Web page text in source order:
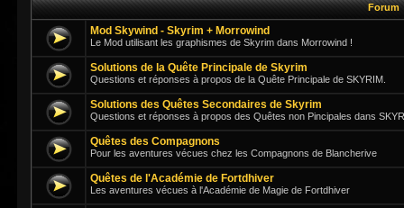
Forum
Mod Skywind - Skyrim + Morrowind
Le Mod utilisant les graphismes de Skyrim dans Morrowind !
Solutions de la Quête Principale de Skyrim
Questions et réponses à propos de la Quête Principale de SKYRIM.
Solutions des Quêtes Secondaires de Skyrim
Questions et réponses à propos des Quêtes non Pincipales dans
Quêtes des Compagnons
Pour les aventures vécues chez les Compagnons de Blancherive
Quêtes de l'Académie de Fortdhiver
Les aventures vécues à l'Académie de Magie de Fortdhiver